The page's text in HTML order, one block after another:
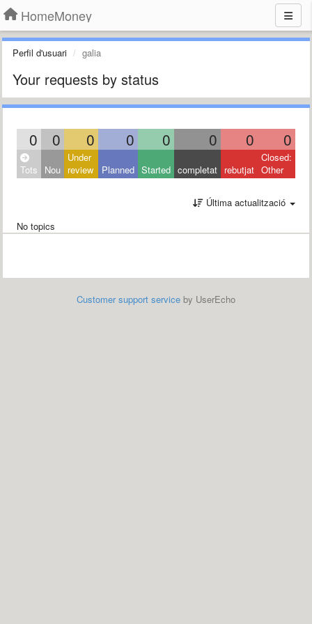
HomeMoney
Perfil d'usuari galia
Your requests by status
0 0 0 0 0 0 0 0
Tots Nou
Under
review
Planned Started completat rebutjat
Closed:
Other
Última actualització
No topics
Customer support service by UserEcho